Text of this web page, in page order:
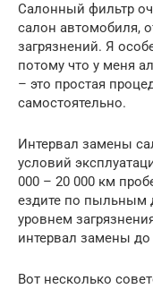
Салонный фильтр
салон автомобиля,
загрязнений. Я
потому что у меня
– это простая
самостоятельно.
Интервал замены
условий
000 – 20 000 км
ездите по пыльным
уровнем
интервал замены до
Вот несколько